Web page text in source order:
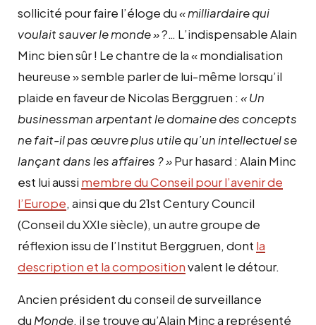
sollicité pour faire l’éloge du« milliardaire qui
voulait sauver le monde »?… L’indispensable Alain
Minc bien sûr ! Le chantre de la « mondialisation
heureuse » semble parler de lui-même lorsqu’il
plaide en faveur de Nicolas Berggruen : « Un
businessman arpentant le domaine des concepts
ne fait-il pas œuvre plus utile qu’un intellectuel se
lançant dans les affaires ? »Pur hasard : Alain Minc
est lui aussi membre du Conseil pour l’avenir de
l’Europe, ainsi que du 21st Century Council
(Conseil du XXIe siècle), un autre groupe de
réflexion issu de l’Institut Berggruen, dont la
description et la compositionvalent le détour.
Ancien président du conseil de surveillance
du Monde, il se trouve qu’Alain Minc a représenté